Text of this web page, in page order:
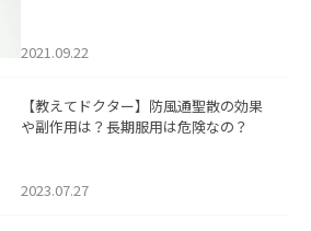
2021.09.22
【教えてドクター】防風通聖散の効果
や副作用は？長期服用は危険なの？
2023.07.27